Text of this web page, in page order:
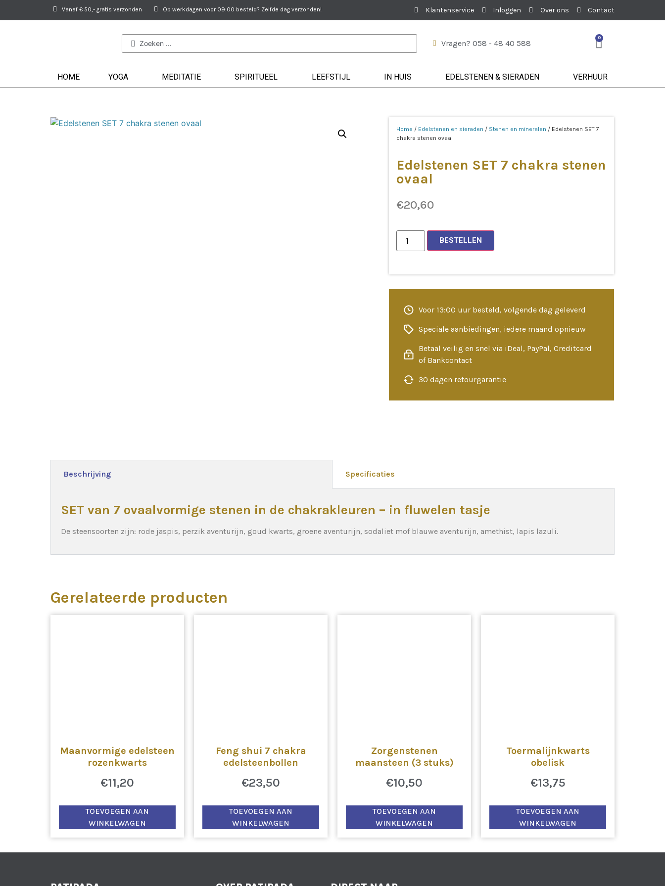
Vanaf € 50,- gratis verzonden Op werkdagen voor 09:00 besteld? Zelfde dag verzonden! Klantenservice Inloggen Over ons Contact
Vragen? 058 - 48 40 588
0
HOME YOGA MEDITATIE SPIRITUEEL LEEFSTIJL IN HUIS EDELSTENEN & SIERADEN VERHUUR
Home / Edelstenen en sieraden / Stenen en mineralen / Edelstenen SET 7
chakra stenen ovaal
Edelstenen SET 7 chakra stenen
ovaal
€20,60
BESTELLEN
Voor 13:00 uur besteld, volgende dag geleverd
Speciale aanbiedingen, iedere maand opnieuw
Betaal veilig en snel via iDeal, PayPal, Creditcard
of Bankcontact
30 dagen retourgarantie
Beschrijving Specificaties
SET van 7 ovaalvormige stenen in de chakrakleuren – in fluwelen tasje
De steensoorten zijn: rode jaspis, perzik aventurijn, goud kwarts, groene aventurijn, sodaliet mof blauwe aventurijn, amethist, lapis lazuli.
Gerelateerde producten
Maanvormige edelsteen
rozenkwarts
€11,20
TOEVOEGEN AAN
WINKELWAGEN
Feng shui 7 chakra
edelsteenbollen
€23,50
TOEVOEGEN AAN
WINKELWAGEN
Zorgenstenen
maansteen (3 stuks)
€10,50
TOEVOEGEN AAN
WINKELWAGEN
Toermalijnkwarts
obelisk
€13,75
TOEVOEGEN AAN
WINKELWAGEN